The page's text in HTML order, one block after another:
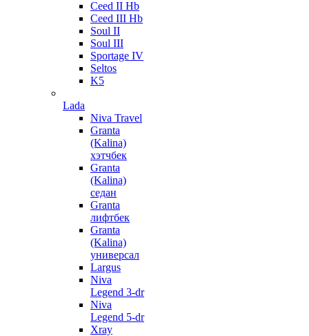
Ceed II Hb
Ceed III Hb
Soul II
Soul III
Sportage IV
Seltos
K5
Lada
Niva Travel
Granta
(Kalina)
хэтчбек
Granta
(Kalina)
седан
Granta
лифтбек
Granta
(Kalina)
универсал
Largus
Niva
Legend 3-dr
Niva
Legend 5-dr
Xray